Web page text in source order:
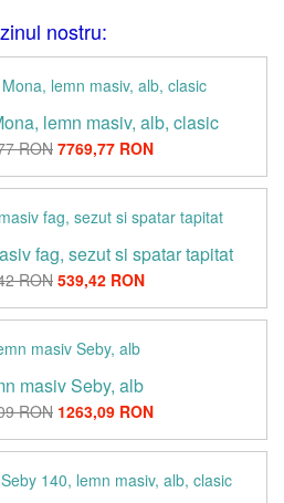
nostru:
lemn masiv, alb, clasic
RON7769,77 RON
fag, sezut si spatar tapitat
RON 539,42 RON
masiv Seby, alb
RON 1263,09 RON